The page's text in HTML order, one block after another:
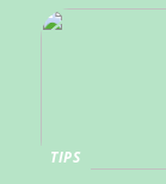
TIPS